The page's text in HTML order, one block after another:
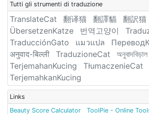
Tutti gli strumenti di traduzione
TranslateCat 翻译猫 翻譯貓 翻訳猫
ÜbersetzenKatze
번역고양이
TraducciónGato
แมวแปล
अनुवाद-बिल्ली
TraduzioneCat অনুবাদবিড়াল
TerjemahanKucing
TłumaczenieCat
TerjemahkanKucing
Links
Beauty Score Calculator
ToolPie - Online